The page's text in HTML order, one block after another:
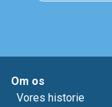
Om os
Vores historie